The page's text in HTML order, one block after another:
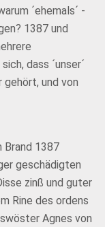
´ehemals´ -
1387 und
dass ´unser´
gehört, und von
Brand 1387
geschädigten
zinß und guter
Rine des ordens
Agnes von